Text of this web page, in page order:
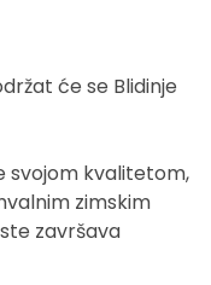
će se Blidinje
svojom kvalitetom,
zimskim
završava